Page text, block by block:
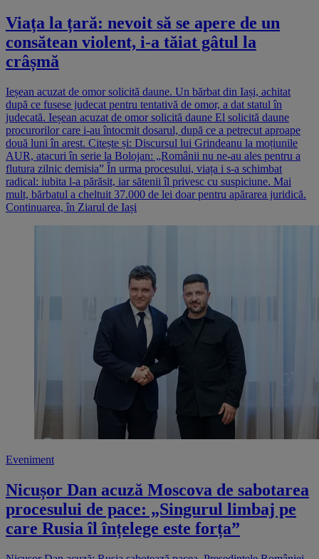
Viața la țară: nevoit să se apere de un
consătean violent, i-a tăiat gâtul la
crâșmă
Ieșean acuzat de omor solicită daune. Un bărbat din Iași, achitat
după ce fusese judecat pentru tentativă de omor, a dat statul în
judecată. Ieșean acuzat de omor solicită daune El solicită daune
procurorilor care i-au întocmit dosarul, după ce a petrecut aproape
două luni în arest. Citește și: Discursul lui Grindeanu la moțiunile
AUR, atacuri în serie la Bolojan: „Românii nu ne-au ales pentru a
flutura zilnic demisia” În urma procesului, viața i s-a schimbat
radical: iubita l-a părăsit, iar sătenii îl privesc cu suspiciune. Mai
mult, bărbatul a cheltuit 37.000 de lei doar pentru apărarea juridică.
Continuarea, în Ziarul de Iași
Eveniment
Nicușor Dan acuză Moscova de sabotarea
procesului de pace: „Singurul limbaj pe
care Rusia îl înțelege este forța”